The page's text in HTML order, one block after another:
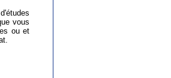
vous
ou et